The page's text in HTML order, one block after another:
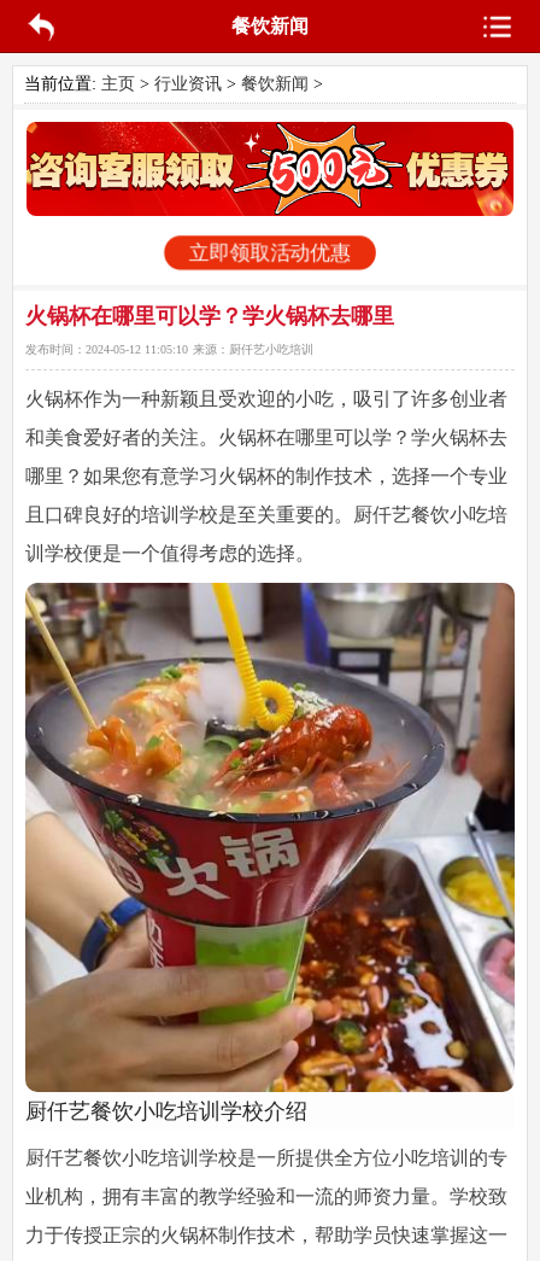
餐饮新闻
当前位置: 主页 > 行业资讯> 餐饮新闻 >
立即领取活动优惠
火锅杯在哪里可以学？学火锅杯去哪里
发布时间： 2024-05-12 11:05:10 来源： 厨仟艺小吃培训
火锅杯作为一种新颖且受欢迎的小吃，吸引了许多创业者
和美食爱好者的关注。 火锅杯在哪里可以学 ？学火锅杯去
哪里？如果您有意学习火锅杯的制作技术，选择一个专业
且口碑良好的培训学校是至关重要的。厨仟艺餐饮小吃培
训学校便是一个值得考虑的选择。
厨仟艺餐饮小吃培训学校介绍
厨仟艺餐饮小吃培训学校是一所提供全方位小吃培训的专
业机构，拥有丰富的教学经验和一流的师资力量。学校致
力于传授正宗的火锅杯制作技术，帮助学员快速掌握这一